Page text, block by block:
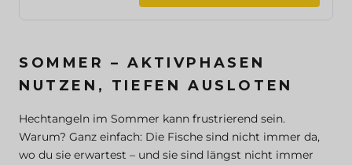
SOMMER – AKTIVPHASEN
NUTZEN, TIEFEN AUSLOTEN
Hechtangeln im Sommer kann frustrierend sein.
Warum? Ganz einfach: Die Fische sind nicht immer da,
wo du sie erwartest – und sie sind längst nicht immer